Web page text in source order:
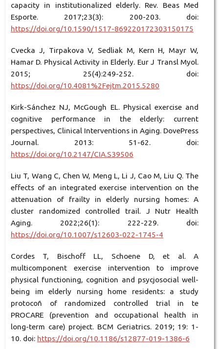
capacity in institutionalized elderly. Rev. Beas Med
Esporte. 2017;23(3): 200-203. doi:
https://doi.org/10.1590/1517-869220172303150175
Cvecka J, Tirpakova V, Sedliak M, Kern H, Mayr W,
Hamar D. Physical Activity in Elderly. Eur J Transl Myol.
2015; 25(4):249-252. doi:
https://doi.org/10.4081%2Fejtm.2015.5280
Kirk-Sánchez NJ, McGough EL. Physical exercise and
cognitive performance in the elderly: current
perspectives, Clinical Interventions in Aging. DovePress
Journal. 2013: 51-62. doi:
https://doi.org/10.2147/CIA.S39506
Liu T, Wang C, Chen W, Meng L, Li J, Cao M, Liu Q. The
effects of an integrated exercise intervention on the
attenuation of frailty in elderly nursing homes: A
cluster randomized controlled trail. J Nutr Health
Aging. 2022;26(1): 222-229. doi:
https://doi.org/10.1007/s12603-022-1745-4
Cordes T, Bischoff LL, Schoene D, et al. A
multicomponent exercise intervention to improve
physical functioning, cognition and psycjosocial well-
being im elderly nursing home residents: a study
protocoñ of randomized controlled trial in te
PROCARE (prevention and occupational health in
long-term care) project. BCM Geriatrics. 2019; 19: 1-
10. doi: https://doi.org/10.1186/s12877-019-1386-6